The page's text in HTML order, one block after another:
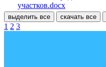
участков.docx
выделить все скачать все
1 2 3